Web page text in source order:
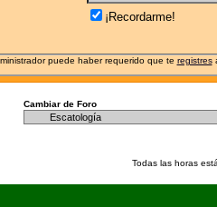
¡Recordarme!
puede haber requerido que te registres
Cambiar de Foro
Todas las horas